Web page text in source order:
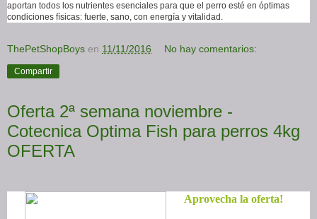
aportan todos los nutrientes esenciales para que el perro esté en óptimas
condiciones físicas: fuerte, sano, con energía y vitalidad.
ThePetShopBoys en 11/11/2016 No hay comentarios:
Compartir
Oferta 2ª semana noviembre -
Cotecnica Optima Fish para perros 4kg
OFERTA
Aprovecha la oferta!